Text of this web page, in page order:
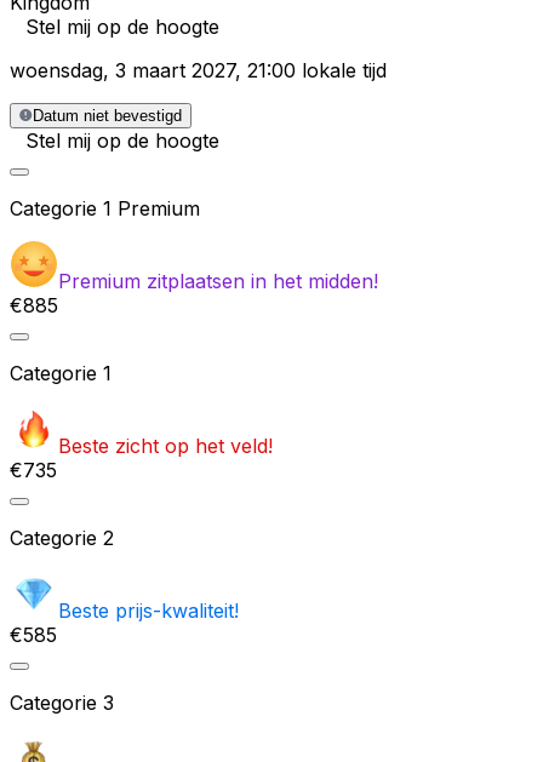
Stel mij op de hoogte
woensdag, 3 maart 2027, 21:00 lokale tijd
Datum niet bevestigd
Stel mij op de hoogte
Categorie 1 Premium
Premium zitplaatsen in het midden!
€885
Categorie 1
Beste zicht op het veld!
€735
Categorie 2
Beste prijs-kwaliteit!
€585
Categorie 3